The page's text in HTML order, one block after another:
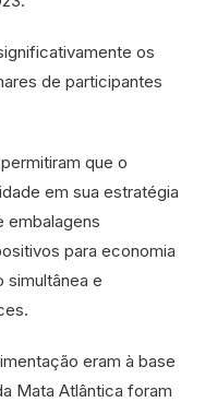
os
de participantes
que o
em sua estratégia
embalagens
para economia
simultânea e
eram à base
Mata Atlântica foram